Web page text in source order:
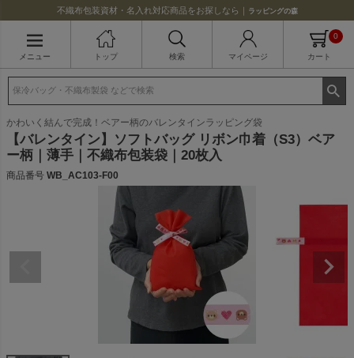
不織布包装資材・名入れ対応商品をお探しなら｜ ラッピングの森
メニュー トップ 検索 マイページ カート
0
かわいく結んで完成！ベアー柄のバレンタインラッピング袋
【バレンタイン】ソフトバッグ リボン巾着（S3）ベア
ー柄｜薄手｜不織布包装袋｜20枚入
商品番号 WB_AC103-F00